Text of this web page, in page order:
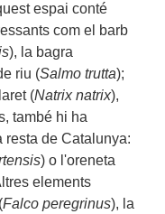
espai conté
com el barb
), la bagra
riu (Salmo trutta);
(Natrix natrix),
també hi ha
resta de Catalunya:
) o l'oreneta
elements
Falco peregrinus), la